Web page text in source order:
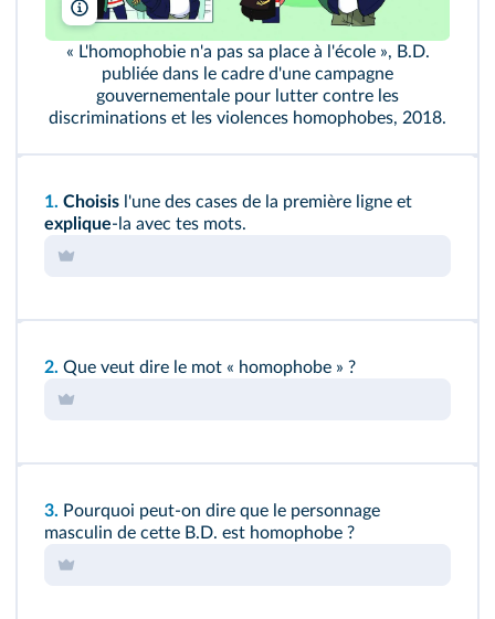
© Corporate Fiction. Illustration : Anne Guillard
« L'homophobie n'a pas sa place à l'école », B.D.
publiée dans le cadre d'une campagne
gouvernementale pour lutter contre les
discriminations et les violences homophobes, 2018.
1. Choisis l'une des cases de la première ligne et
explique-la avec tes mots.
2. Que veut dire le mot « homophobe » ?
3. Pourquoi peut-on dire que le personnage
masculin de cette B.D. est homophobe ?